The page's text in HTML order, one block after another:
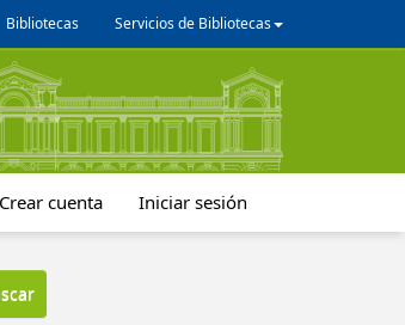
Bibliotecas Servicios de Bibliotecas
Crear cuenta Iniciar sesión